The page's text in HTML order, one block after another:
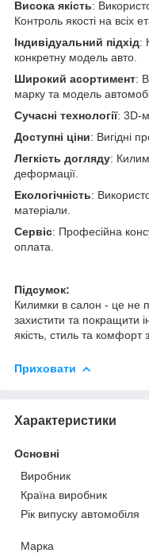
Висока якість:
Контроль якості на всіх
Індивідуальний підхід:
конкретну модель авто.
Широкий асортимент:
марку та модель
Сучасні технології: 3D-
Доступні ціни: Вигідні
Легкість догляду:
деформації.
Екологічність:
матеріали.
Сервіс: Професійна
оплата.
Підсумок:
Килимки в салон - це не
захистити та покращити
якість, стиль та
Приховати
Характеристики
Основні
Виробник
Країна виробник
Рік випуску автомобіля
Марка